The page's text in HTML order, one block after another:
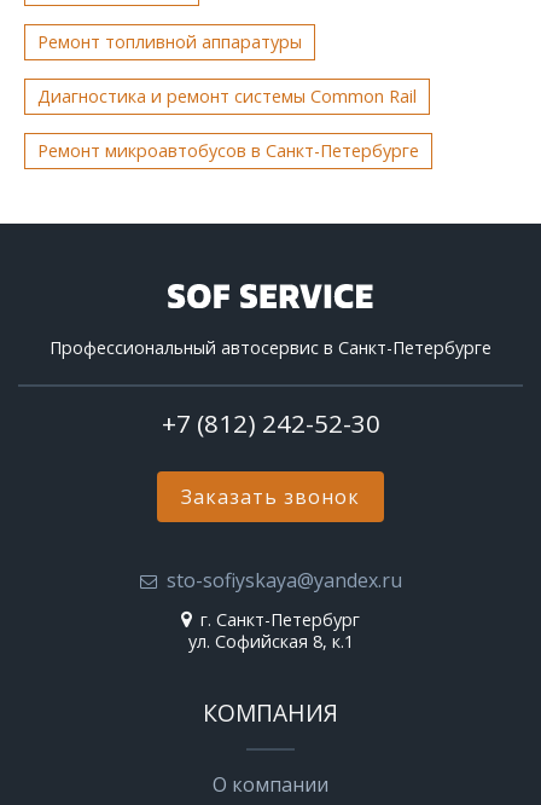
Ремонт топливной аппаратуры
Диагностика и ремонт системы Common Rail
Ремонт микроавтобусов в Санкт-Петербурге
Профессиональный автосервис в Санкт-Петербурге
+7 (812) 242-52-30
Заказать звонок
sto-sofiyskaya@yandex.ru
г. Санкт-Петербург
ул. Софийская 8, к.1
КОМПАНИЯ
О компании